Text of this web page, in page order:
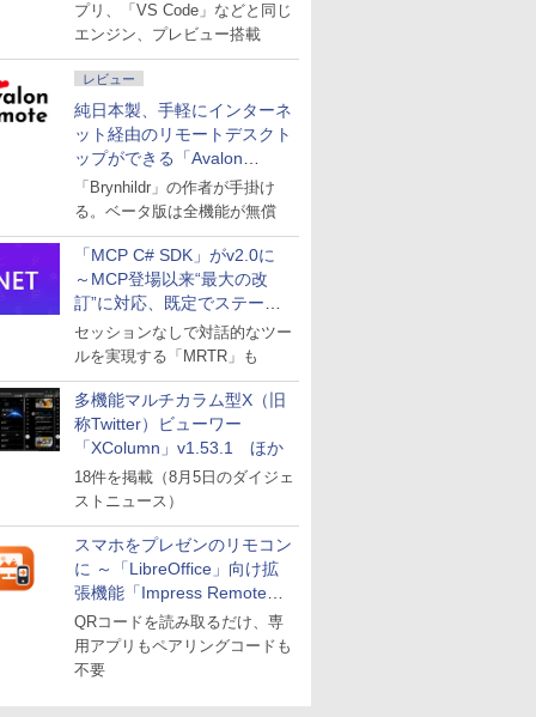
プリ、「VS Code」などと同じ
エンジン、プレビュー搭載
レビュー
純日本製、手軽にインターネ
ット経由のリモートデスクト
ップができる「Avalon
remote」
「Brynhildr」の作者が手掛け
る。ベータ版は全機能が無償
「MCP C# SDK」がv2.0に
～MCP登場以来“最大の改
訂”に対応、既定でステート
レスへ
セッションなしで対話的なツー
ルを実現する「MRTR」も
多機能マルチカラム型X（旧
称Twitter）ビューワー
「XColumn」v1.53.1 ほか
18件を掲載（8月5日のダイジェ
ストニュース）
スマホをプレゼンのリモコン
に ～「LibreOffice」向け拡
張機能「Impress Remote」
が公開
QRコードを読み取るだけ、専
用アプリもペアリングコードも
不要